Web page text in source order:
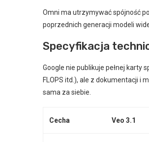
Omni ma utrzymywać spójność
poprzednich generacji modeli
Specyfikacja
Google nie publikuje pełnej karty
FLOPS itd.), ale z dokumentacji i
sama za siebie.
Cecha Veo 3.1